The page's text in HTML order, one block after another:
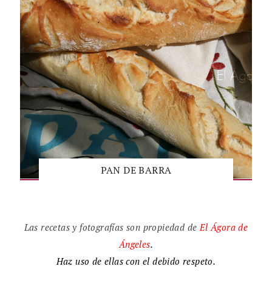
PAN DE BARRA
Las recetas y fotografías son propiedad deElÁgora de
Ángeles.
Haz uso de ellas con el debido respeto.